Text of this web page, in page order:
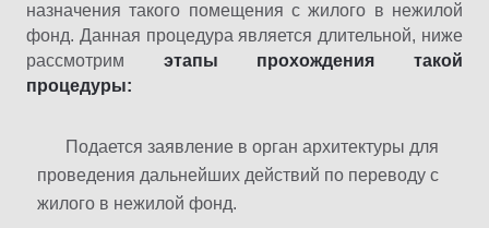
назначения такого помещения с жилого в нежилой
фонд. Данная процедура является длительной, ниже
рассмотрим этапы прохождения такой
процедуры:
Подается заявление в орган архитектуры для
проведения дальнейших действий по переводу с
жилого в нежилой фонд.